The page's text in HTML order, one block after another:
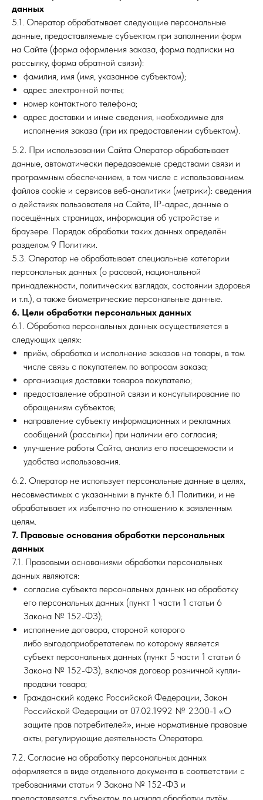
данных
5.1. Оператор обрабатывает следующие персональные
данные, предоставляемые субъектом при заполнении форм
на Сайте (форма оформления заказа, форма подписки на
рассылку, форма обратной связи):
фамилия, имя (имя, указанное субъектом);
адрес электронной почты;
номер контактного телефона;
адрес доставки и иные сведения, необходимые для
исполнения заказа (при их предоставлении субъектом).
5.2. При использовании Сайта Оператор обрабатывает
данные, автоматически передаваемые средствами связи и
программным обеспечением, в том числе с использованием
файлов cookie и сервисов веб-аналитики (метрики): сведения
о действиях пользователя на Сайте, IP-адрес, данные о
посещённых страницах, информация об устройстве и
браузере. Порядок обработки таких данных определён
разделом 9 Политики.
5.3. Оператор не обрабатывает специальные категории
персональных данных (о расовой, национальной
принадлежности, политических взглядах, состоянии здоровья
и т.п.), а также биометрические персональные данные.
6. Цели обработки персональных данных
6.1. Обработка персональных данных осуществляется в
следующих целях:
приём, обработка и исполнение заказов на товары, в том
числе связь с покупателем по вопросам заказа;
организация доставки товаров покупателю;
предоставление обратной связи и консультирование по
обращениям субъектов;
направление субъекту информационных и рекламных
сообщений (рассылки) при наличии его согласия;
улучшение работы Сайта, анализ его посещаемости и
удобства использования.
6.2. Оператор не использует персональные данные в целях,
несовместимых с указанными в пункте 6.1 Политики, и не
обрабатывает их избыточно по отношению к заявленным
целям.
7. Правовые основания обработки персональных
данных
7.1. Правовыми основаниями обработки персональных
данных являются:
согласие субъекта персональных данных на обработку
его персональных данных (пункт 1 части 1 статьи 6
Закона № 152-ФЗ);
исполнение договора, стороной которого
либо выгодоприобретателем по которому является
субъект персональных данных (пункт 5 части 1 статьи 6
Закона № 152-ФЗ), включая договор розничной купли-
продажи товара;
Гражданский кодекс Российской Федерации, Закон
Российской Федерации от 07.02.1992 № 2300-1 «О
защите прав потребителей», иные нормативные правовые
акты, регулирующие деятельность Оператора.
7.2. Согласие на обработку персональных данных
оформляется в виде отдельного документа в соответствии с
требованиями статьи 9 Закона № 152-ФЗ и